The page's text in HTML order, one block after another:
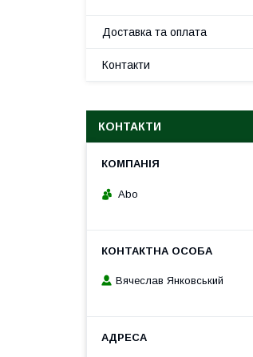
Доставка та оплата
Контакти
КОНТАКТИ
Abo
Вячеслав Янковський